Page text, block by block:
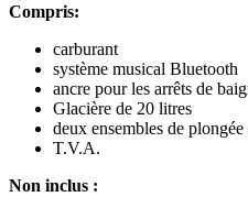
Compris:
carburant
système musical Bluetooth
ancre pour les arrêts de
Glacière de 20 litres
deux ensembles de plongée
T.V.A.
Non inclus :